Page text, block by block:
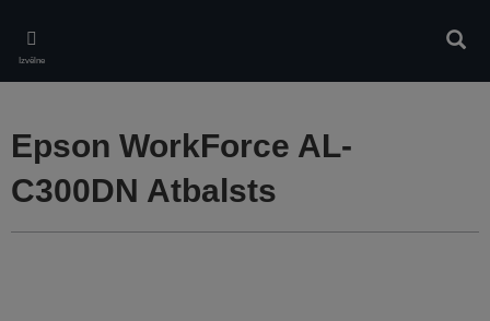
main
content
Izvēlne
Epson WorkForce AL-
C300DN Atbalsts